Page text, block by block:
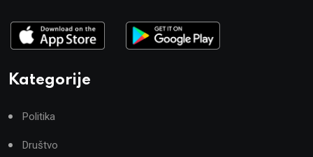
Kategorije
Politika
Društvo